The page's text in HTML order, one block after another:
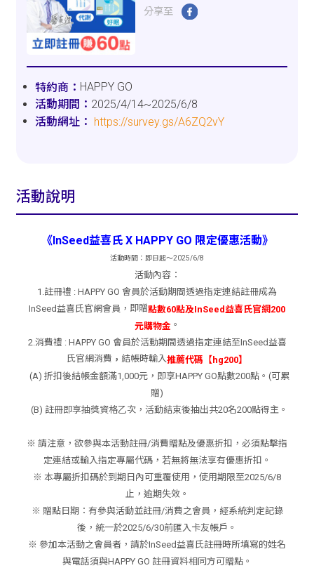
分享至
HAPPY GO
2025/4/14~2025/6/8
https://survey.gs/A6ZQ2vY
活動說明
《InSeed益喜氏 X HAPPY GO 限定優惠活動》
活動時間：即日起～2025/6/8
活動內容：
1.註冊禮 : HAPPY GO 會員於活動期間透過指定連結註冊成為
InSeed益喜氏官網會員， 即贈點數60點及InSeed益喜氏官網200
元購物金。
2.消費禮 : HAPPY GO 會員於活動期間透過指定連結至InSeed益喜
氏官網消費 ， 結帳時輸入推薦代碼【hg200】
(A) 折扣後結帳金額滿1,000元，即享HAPPY GO點數200點。(可累
贈)
(B) 註冊即享抽獎資格乙次，活動結束後抽出共20名200點得主。
※ 請注意，欲參與本活動註冊/消費贈點及優惠折扣，必須點擊指
定連結或輸入指定專屬代碼，若無將無法享有優惠折扣。
※ 本專屬折扣碼於到期日內可重覆使用，使用期限至2025/6/8
止，逾期失效。
※ 贈點日期：有參與活動並註冊/消費之會員，經系統判定記錄
後，統一於2025/6/30前匯入卡友帳戶。
※ 參加本活動之會員者，請於InSeed益喜氏註冊時所填寫的姓名
與電話須與HAPPY GO 註冊資料相同方可贈點。